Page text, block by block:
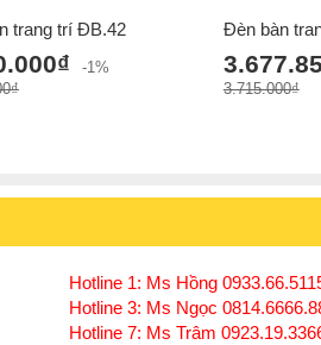
trang trí ĐB.42
-1%
Đèn bàn
3.715.000₫
Hotline 1: Ms Hồng
Hotline 3: Ms Ngọc
Hotline 7: Ms Trâm